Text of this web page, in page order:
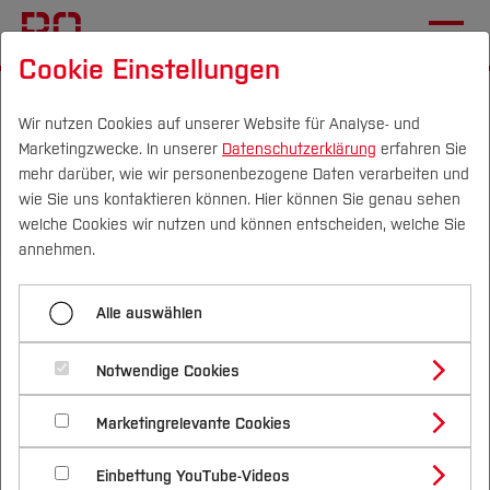
Campus Personen DE|EN Quicklinks
Studium
Studienangebote
Bachelorstudiengänge
Masterstudiengänge
Vor dem Studium
Bewerben & Einschreiben
Bewerbungsportal
Im Studium
Studienbüros und Prüfungen
Nach dem Studium
Forschung & Transfer
Profil
Forschungs- und Transferprofil
Schwerpunkte (FuT)
Beratung & Förderung
Nachhaltigkeit
Nachhaltigkeit studieren
International
Hochschulentwicklung
Menü aufklappen
Hochschulentwicklung
Qualitätsmanagement
Akademischer Service & Hochschulrecht
Personal- & Organisationsentwicklung
Abteilung 1:
Hochschulentwicklung
Die Abteilung Hochschulentwicklung versteht
sich als Impulsgeberin und unterstützt das
Cookie Einstellungen
Wir nutzen Cookies auf unserer Website für Analyse- und
Marketingzwecke. In unserer Datenschutzerklärung erfahren Sie
mehr darüber, wie wir personenbezogene Daten verarbeiten und
wie Sie uns kontaktieren können. Hier können Sie genau sehen
welche Cookies wir nutzen und können entscheiden, welche Sie
annehmen.
Alle auswählen
Notwendige Cookies
Marketingrelevante Cookies
Einbettung YouTube-Videos